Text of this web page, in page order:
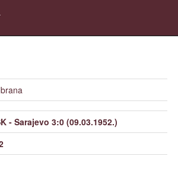
- Sarajevo 3:0 (09.03.1952.)